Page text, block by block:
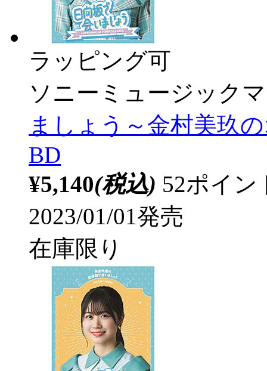
ラッピング可
ソニーミュージック
ましょう～金村美玖
BD
¥5,140(税込) 52ポイ
2023/01/01発売
在庫限り